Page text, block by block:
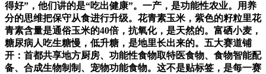
得好”，他们讲的是“吃出健康”。一产，是功能性农业。用养
分的思维把保守从食进行升级。花青素玉米，紫色的籽粒里花
青素含量是通俗玉米的40倍，抗氧化，是天然的。富硒小麦，
糖尿病人吃生糖慢，低升糖，是地里长出来的。五大赛道铺
开：首都共享地方厨房、功能性食物取特医食物、食物智能配
备、合成生物制制、宠物功能食物。这不是贴标签，是每一赛